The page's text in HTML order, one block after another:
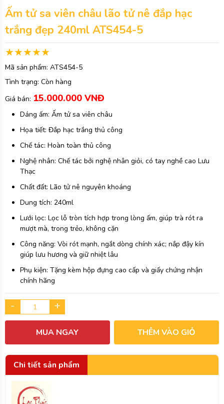
Ấm tử sa viên châu lão tử nê đắp hạc
trắng đẹp 240ml ATS454-5
Mã sản phẩm: ATS454-5
Tình trạng: Còn hàng
Giá bán: 15.000.000 VNĐ
Dáng ấm: Ấm tử sa viên châu
Họa tiết: Đắp hạc trắng thủ công
Chế tác: Hoàn toàn thủ công
Nghệ nhân: Chế tác bởi nghệ nhân giỏi, có tay nghề cao Lưu
Thạc
Chất đất: Lão tử nê nguyên khoáng
Dung tích: 240ml
Lưới lọc: Lọc lỗ tròn tích hợp trong lòng ấm, giúp trà rót ra
mượt mà, trong trẻo, không cặn
Công năng: Vòi rót mạnh, ngắt dòng chính xác; nắp đậy kín
giúp lưu hương và giữ nhiệt lâu
Phụ kiện: Tặng kèm hộp đựng cao cấp và giấy chứng nhận
chính hãng
- +
MUA NGAY THÊM VÀO GIỎ
Chi tiết sản phẩm